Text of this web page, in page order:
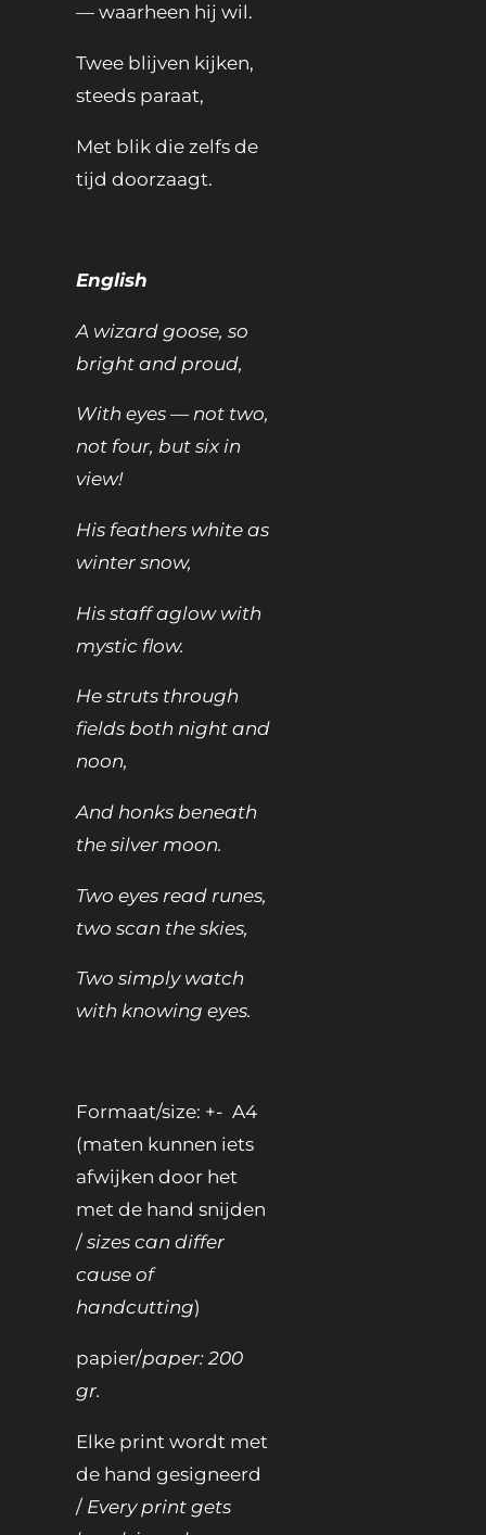
— waarheen hij wil.
Twee blijven kijken,
steeds paraat,
Met blik die zelfs de
tijd doorzaagt.
English
A wizard goose, so
bright and proud,
With eyes — not two,
not four, but six in
view!
His feathers white as
winter snow,
His staff aglow with
mystic flow.
He struts through
fields both night and
noon,
And honks beneath
the silver moon.
Two eyes read runes,
two scan the skies,
Two simply watch
with knowing eyes.
Formaat/size: +- A4
(maten kunnen iets
afwijken door het
met de hand snijden
/ sizes can differ
cause of
handcutting)
papier/paper: 200
gr.
Elke print wordt met
de hand gesigneerd
/ Every print gets